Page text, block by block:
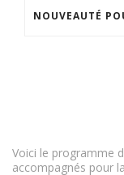
Voici le programme
accompagnés pour